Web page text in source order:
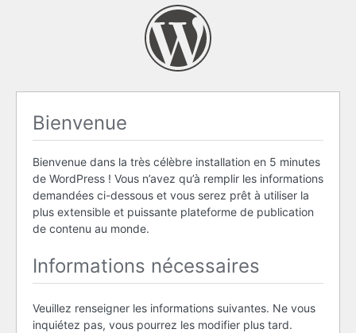
Bienvenue
Bienvenue dans la très célèbre installation en 5 minutes
de WordPress ! Vous n’avez qu’à remplir les informations
demandées ci-dessous et vous serez prêt à utiliser la
plus extensible et puissante plateforme de publication
de contenu au monde.
Informations nécessaires
Veuillez renseigner les informations suivantes. Ne vous
inquiétez pas, vous pourrez les modifier plus tard.